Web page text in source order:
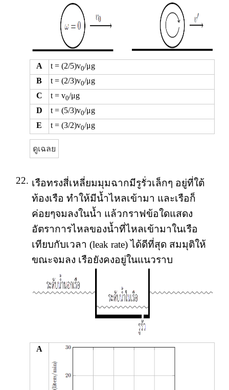
A t = (2/5)v0/μg
B
t = (2/3)v0/μg
C
t = v0/μg
D
t = (5/3)v0/μg
E
t = (3/2)v0/μg
ดูเฉลย
22. เรือทรงสี่เหลี่ยมมุมฉากมีรูรั่วเล็กๆ อยู่ที่ใต้
ท้องเรือ ทำให้มีน้ำไหลเข้ามา และเรือก็
ค่อยๆจมลงในน้ำ แล้วกราฟข้อใดแสดง
อัตราการไหลของน้ำที่ไหลเข้ามาในเรือ
เทียบกับเวลา (leak rate) ได้ดีที่สุด สมมุติให้
ขณะจมลง เรือยังคงอยู่ในแนวราบ
A